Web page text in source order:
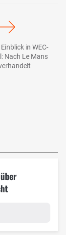
in WEC-
Nach Le Mans